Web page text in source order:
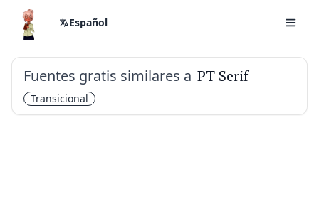
Español
Fuentes gratis similares a PT Serif
Transicional